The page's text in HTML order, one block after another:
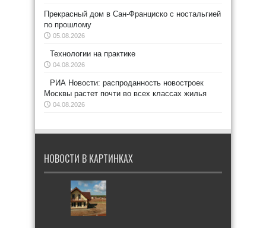
Прекрасный дом в Сан-Франциско с ностальгией
по прошлому
05.08.2026
Технологии на практике
04.08.2026
РИА Новости: распроданность новостроек
Москвы растет почти во всех классах жилья
04.08.2026
НОВОСТИ В КАРТИНКАХ